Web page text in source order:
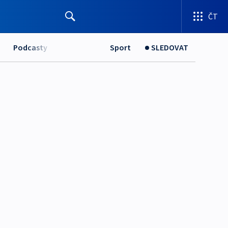
ČT
Podcasty Sport SLEDOVAT